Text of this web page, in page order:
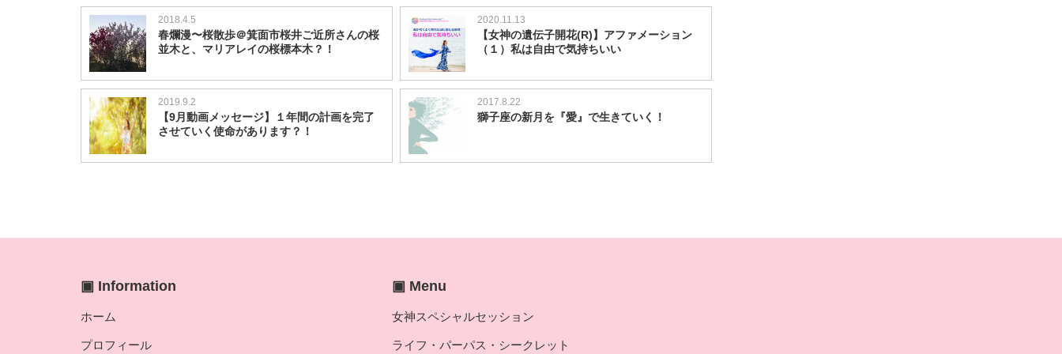
2018.4.5
春爛漫〜桜散歩＠箕面市桜井ご近所さんの桜
並木と、マリアレイの桜標本木？！
2020.11.13
【女神の遺伝子開花(R)】アファメーション
（１）私は自由で気持ちいい
2019.9.2
【9月動画メッセージ】１年間の計画を完了
させていく使命があります？！
2017.8.22
獅子座の新月を『愛』で生きていく！
▣ Information
ホーム
プロフィール
▣ Menu
女神スペシャルセッション
ライフ・パーパス・シークレット